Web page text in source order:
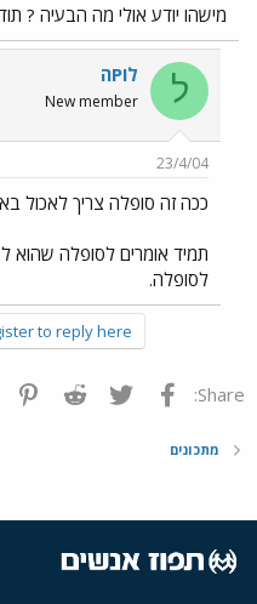
מישהו יודע אולי מה הבעיה ?
ל לוPה
New member
23/4/04
ככה זה סופלה צריך לאכול
תמיד אומרים לסופלה שהוא
לסופלה.
to reply here.
Share: פייסבוק Twitter
Reddit
מתכונים